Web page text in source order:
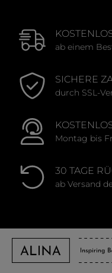
ab einem
SICHERE
durch SSL-
Montag bis
30 TAGE
ab Versand